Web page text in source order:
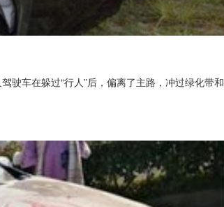
驶车在躲过“行人”后，偏离了主路，冲过绿化带和